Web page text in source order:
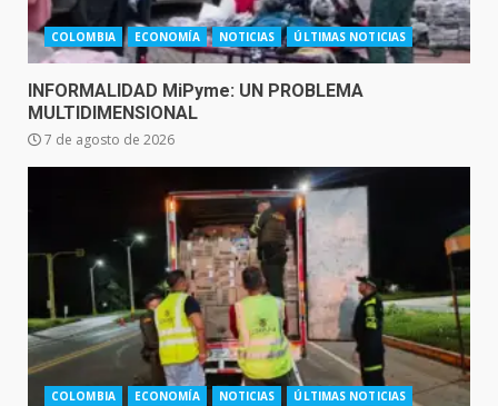
COLOMBIA ECONOMÍA NOTICIAS ÚLTIMAS NOTICIAS
INFORMALIDAD MiPyme: UN PROBLEMA
MULTIDIMENSIONAL
7 de agosto de 2026
COLOMBIA ECONOMÍA NOTICIAS ÚLTIMAS NOTICIAS